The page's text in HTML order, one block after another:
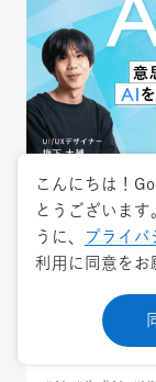
ナレッジ・ノ
【AI × UX
変わるAIを
ェビナーレ
こんにちは！
とうございま
うに、
プライバ
利用に同意をお